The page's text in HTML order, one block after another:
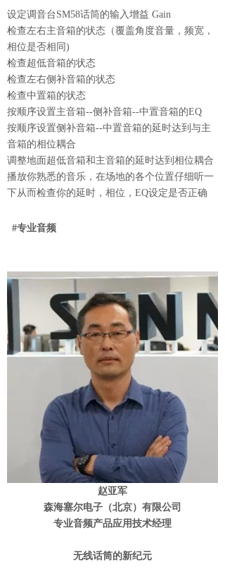
设定调音台SM58话筒的输入增益 Gain
检查左右主音箱的状态（覆盖角度音量，频宽，
相位是否相同)
检查超低音箱的状态
检查左右侧补音箱的状态
检查中置箱的状态
按顺序设置主音箱--侧补音箱--中置音箱的EQ
按顺序设置侧补音箱--中置音箱的延时达到与主
音箱的相位耦合
调整地面超低音箱和主音箱的延时达到相位耦合
播放你熟悉的音乐，在场地的各个位置仔细听一
下从而检查你的延时，相位，EQ设定是否正确
#专业音频
赵亚军
森海塞尔电子（北京）有限公司
专业音频产品应用技术经理
无线话筒的新纪元